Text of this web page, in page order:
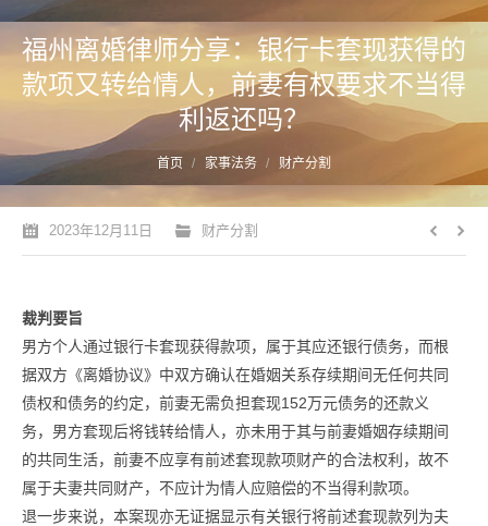
福州离婚律师分享：银行卡套现获得的
款项又转给情人，前妻有权要求不当得
利返还吗？
您的位置： 首页 家事法务 财产分割
2023年12月11日 财产分割
裁判要旨
男方个人通过银行卡套现获得款项，属于其应还银行债务，而根
据双方《离婚协议》中双方确认在婚姻关系存续期间无任何共同
债权和债务的约定，前妻无需负担套现152万元债务的还款义
务，男方套现后将钱转给情人，亦未用于其与前妻婚姻存续期间
的共同生活，前妻不应享有前述套现款项财产的合法权利，故不
属于夫妻共同财产，不应计为情人应赔偿的不当得利款项。
退一步来说，本案现亦无证据显示有关银行将前述套现款列为夫